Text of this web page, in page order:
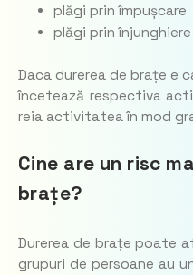
plăgi prin împușcare
plăgi prin înjunghiere
Daca durerea de brațe e
încetează respectiva
reia activitatea în mod
Cine are un risc
brațe?
Durerea de brațe poate
grupuri de persoane au